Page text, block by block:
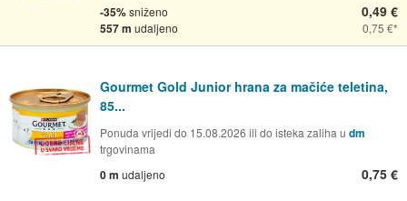
-35%sniženo
557 m udaljeno
0,49 €
0,75 €
Gourmet Gold Junior hrana za mačiće teletina,
85...
Ponuda vrijedi do 15.08.2026 ili do isteka zaliha u dm
trgovinama
0 m udaljeno 0,75 €